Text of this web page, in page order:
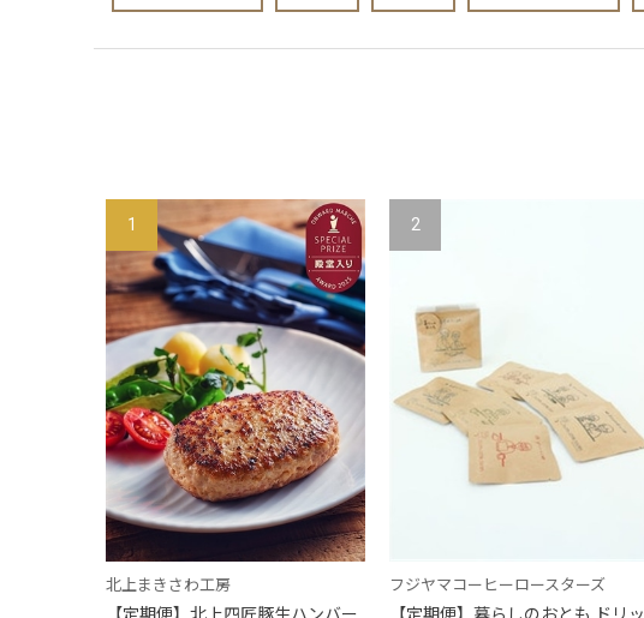
1
北上まきさわ工房
2
フジヤマコーヒーロースターズ